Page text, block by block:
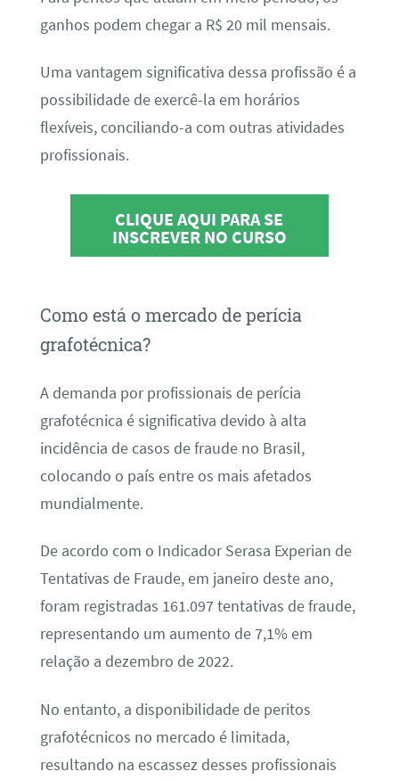
ganhos podem chegar a R$ 20 mil mensais.
Uma vantagem significativa dessa profissão é a
possibilidade de exercê-la em horários
flexíveis, conciliando-a com outras atividades
profissionais.
CLIQUE AQUI PARA SE
INSCREVER NO CURSO
Como está o mercado de perícia
grafotécnica?
A demanda por profissionais de perícia
grafotécnica é significativa devido à alta
incidência de casos de fraude no Brasil,
colocando o país entre os mais afetados
mundialmente.
De acordo com o Indicador Serasa Experian de
Tentativas de Fraude, em janeiro deste ano,
foram registradas 161.097 tentativas de fraude,
representando um aumento de 7,1% em
relação a dezembro de 2022.
No entanto, a disponibilidade de peritos
grafotécnicos no mercado é limitada,
resultando na escassez desses profissionais